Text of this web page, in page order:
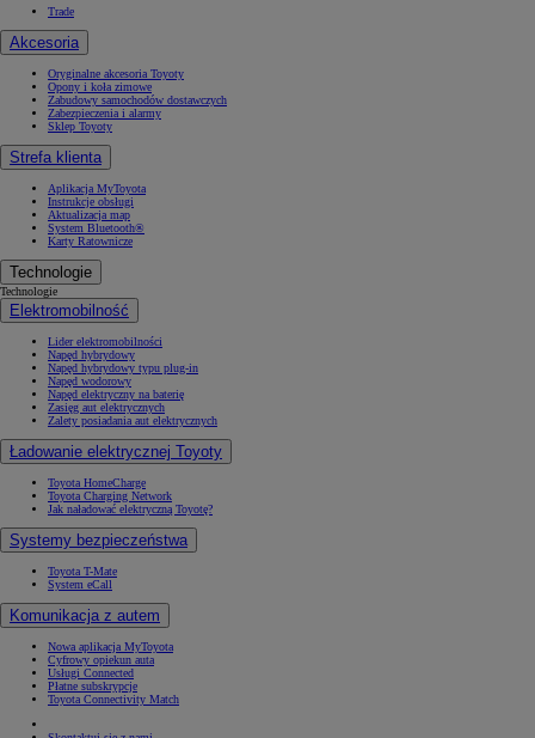
Trade
Akcesoria
Oryginalne akcesoria Toyoty
Opony i koła zimowe
Zabudowy samochodów dostawczych
Zabezpieczenia i alarmy
Sklep Toyoty
Strefa klienta
Aplikacja MyToyota
Instrukcje obsługi
Aktualizacja map
System Bluetooth®
Karty Ratownicze
Technologie
Technologie
Elektromobilność
Lider elektromobilności
Napęd hybrydowy
Napęd hybrydowy typu plug-in
Napęd wodorowy
Napęd elektryczny na baterię
Zasięg aut elektrycznych
Zalety posiadania aut elektrycznych
Ładowanie elektrycznej Toyoty
Toyota HomeCharge
Toyota Charging Network
Jak naładować elektryczną Toyotę?
Systemy bezpieczeństwa
Toyota T-Mate
System eCall
Komunikacja z autem
Nowa aplikacja MyToyota
Cyfrowy opiekun auta
Usługi Connected
Płatne subskrypcje
Toyota Connectivity Match